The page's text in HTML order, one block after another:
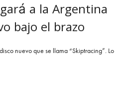
a la Argentina
bajo el brazo
nuevo que se llama “Skiptracing”. Lo